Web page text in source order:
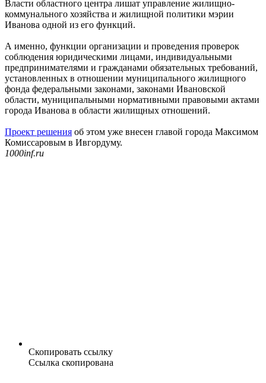
Власти областного центра лишат управление жилищно-
коммунального хозяйства и жилищной политики мэрии
Иванова одной из его функций.
А именно, функции организации и проведения проверок
соблюдения юридическими лицами, индивидуальными
предпринимателями и гражданами обязательных требований,
установленных в отношении муниципального жилищного
фонда федеральными законами, законами Ивановской
области, муниципальными нормативными правовыми актами
города Иванова в области жилищных отношений.
Проект решения об этом уже внесен главой города Максимом
Комиссаровым в Ивгордуму.
1000inf.ru
Скопировать ссылку
Ссылка скопирована